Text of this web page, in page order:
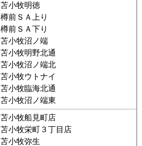
苫小牧明徳
樽前ＳＡ上り
樽前ＳＡ下り
苫小牧沼ノ端
苫小牧明野北通
苫小牧沼ノ端北
苫小牧ウトナイ
苫小牧臨海北通
苫小牧沼ノ端東
苫小牧船見町店
苫小牧栄町３丁目店
苫小牧弥生